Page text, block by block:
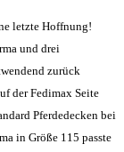
letzte Hoffnung!
und drei
zurück
der Fedimax Seite
Pferdedecken bei
in Größe 115 passte